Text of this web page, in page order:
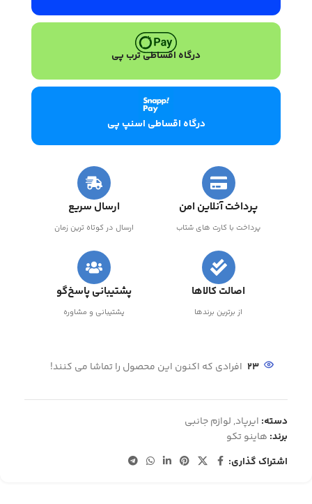
درگاه اقساطی ترب پی
درگاه اقساطی اسنپ پی
پرداخت آنلاین امن
پرداخت با کارت های شتاب
ارسال سریع
ارسال در کوتاه ترین زمان
اصالت کالاها
از برترین برندها
پشتیبانی پاسخ‌گو
پشتیبانی و مشاوره
23 افرادی که اکنون این محصول را تماشا می کنند!
دسته: ایرپاد, لوازم جانبی
برند: هاینو تکو
اشتراک گذاری: